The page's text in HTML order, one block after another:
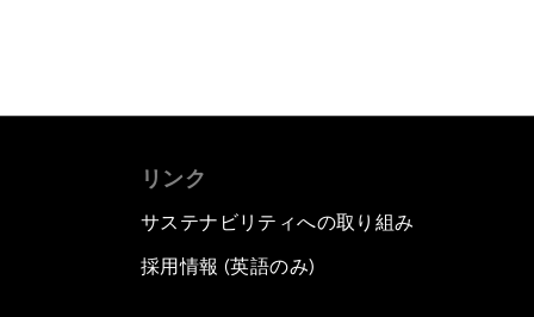
リンク
サステナビリティへの取り組み
採用情報 (英語のみ)